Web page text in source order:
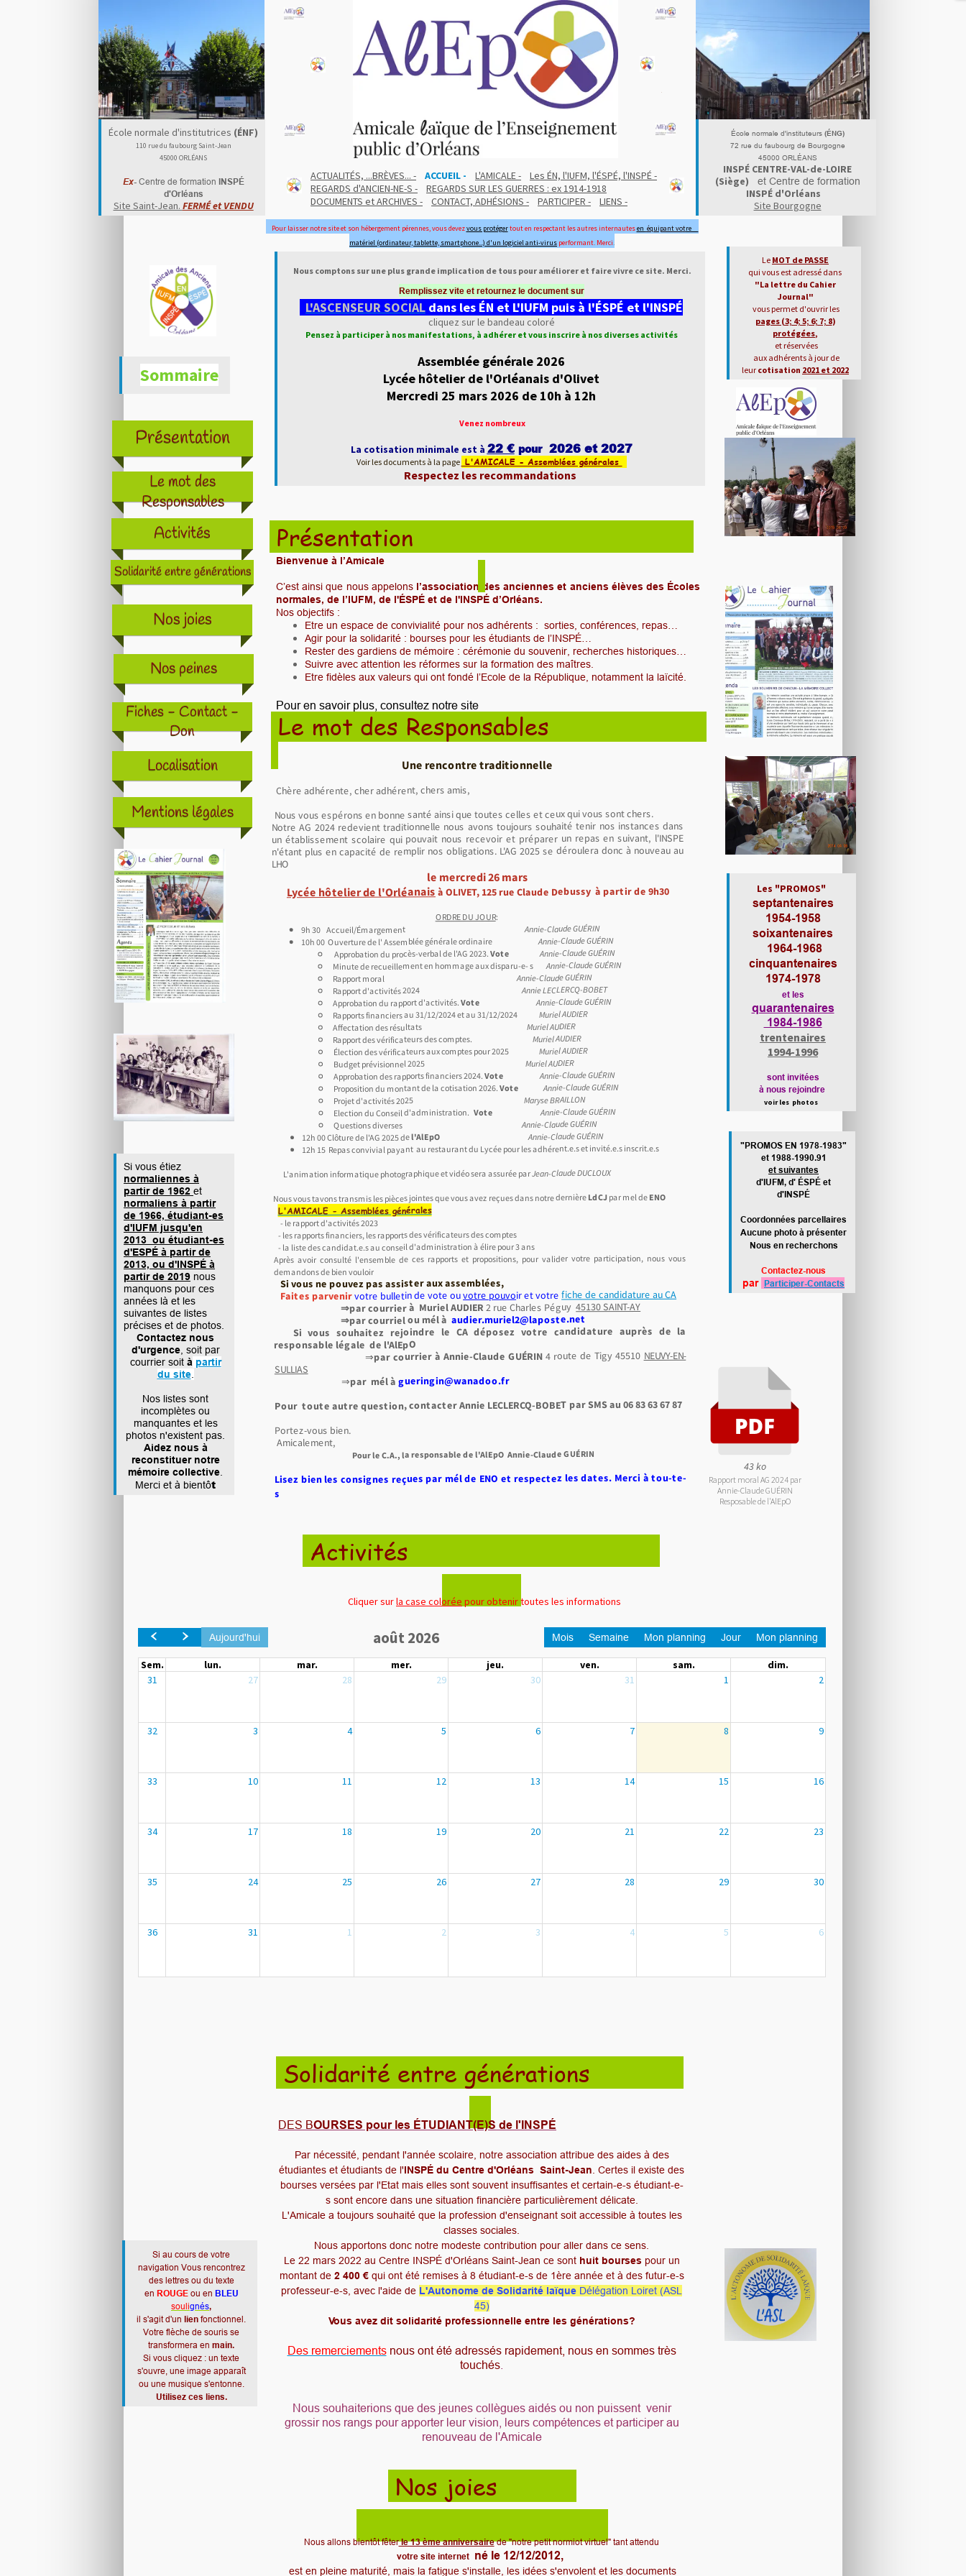
ACTUALITÉS, ...BRÈVES... - ACCUEIL - L'AMICALE -
Les ÉN, l'IUFM, l'ÉSPÉ, l'INSPÉ -
REGARDS d'ANCIEN-NE-S -
REGARDS SUR LES GUERRES : ex 1914-1918
DOCUMENTS et ARCHIVES -
CONTACT, ADHÉSIONS - PARTICIPER - LIENS -
Pour laisser notre site et son hébergement pérennes, vous devezvous protégertout en respectant les autres internautesen équipant votre
matériel (ordinateur, tablette, smartphone...) d'un logiciel anti-virus performant. Merci.
École normale d'instituteurs (ÉNG)
72 rue du faubourg de Bourgogne
45000 ORLÉANS
INSPÉ CENTRE-VAL-de-LOIRE
(Siège) et Centre de formation
INSPÉ d'Orléans
Site Bourgogne
Nous comptons sur une plus grande implication de tous pour améliorer et faire vivre ce site. Merci.
Remplissez vite et retournez le document sur
L'ASCENSEUR SOCIAL dans les ÉN et L'IUFM puis à l'ÉSPÉ et l'INSPÉ
cliquez sur le bandeau coloré
Pensez à participer à nos manifestations, à adhérer et vous inscrire à nos diverses activités
Assemblée générale 2026
Lycée hôtelier de l'Orléanais d'Olivet
Mercredi 25 mars 2026 de 10h à 12h
Venez nombreux
La cotisation minimale est à 22 €pour 2026 et 2027
Voir les documents à la page L'AMICALE - Assemblées générales
Respectez les recommandations
Le MOT de PASSE
qui vous est adressé dans
"La lettre du Cahier
Journal"
vous permet d'ouvrir les
pages (3; 4; 5; 6; 7; 8)
protégées,
et réservées
aux adhérents à jour de
leur cotisation 2021 et 2022
École normale d'institutrices (ÉNF)
110 rue du faubourg Saint-Jean
45000 ORLÉANS
Ex-Centre de formation INSPÉ
d'Orléans
Site Saint-Jean. FERMÉ et VENDU
Sommaire
Présentation
Le mot des
Responsables
Activités Présentation
Bienvenue à l’Amicale
C’est ainsi que nous appelons l’association des anciennes et anciens élèves des Écoles
normales, de l’IUFM, de l'ÉSPÉ et de l'INSPÉ d’Orléans.
Nos objectifs :
Etre un espace de convivialité pour nos adhérents : sorties, conférences, repas…
Agir pour la solidarité : bourses pour les étudiants de l’INSPÉ…
Rester des gardiens de mémoire : cérémonie du souvenir, recherches historiques…
Suivre avec attention les réformes sur la formation des maîtres.
Etre fidèles aux valeurs qui ont fondé l’Ecole de la République, notamment la laïcité.
Pour en savoir plus, consultez notre site
Solidarité entre générations
Nos joies
Nos peines
Fiches - Contact -
Don
Le mot des Responsables
Localisation Une rencontre traditionnelle
Chère adhérente, cher adhérent, chers amis,
Nous vous espérons en bonne santé ainsi que toutes celles et ceux qui vous sont chers.
Notre AG 2024 redevient traditionnelle nous avons toujours souhaité tenir nos instances dans
un établissement scolaire qui pouvait nous recevoir et préparer un repas en suivant, l'INSPE
n'étant plus en capacité de remplir nos obligations. L'AG 2025 se déroulera donc à nouveau au
LHO
le mercredi 26 mars
Lycée hôtelier de l'Orléanais à OLIVET, 125 rue Claude Debussy à partir de 9h30
ORDRE DU JOUR:
9h 30 Accueil/Émargement Annie-Claude GUÉRIN
10h 00 Ouverture de l' Assemblée générale ordinaireAnnie-Claude GUÉRIN
Approbation du procès-verbal de l'AG 2023.Vote Annie-Claude GUÉRIN
Minute de recueillement en hommage aux disparu-e- s Annie-Claude GUÉRIN
Rapport moral Annie-Claude GUÉRIN
Rapport d'activités 2024 Annie LECLERCQ-BOBET
Approbation du rapport d'activités.Vote Annie-Claude GUÉRIN
Rapports financiers au 31/12/2024 et au 31/12/2024Muriel AUDIER
Affectation des résultats Muriel AUDIER
Rapport des vérificateurs des comptes.Muriel AUDIER
Élection des vérificateurs aux comptes pour 2025Muriel AUDIER
Budget prévisionnel 2025 Muriel AUDIER
Approbation des rapports financiers 2024.Vote Annie-Claude GUÉRIN
Proposition du montant de la cotisation 2026.Vote Annie-Claude GUÉRIN
Projet d'activités 2025Maryse BRAILLON
Election du Conseil d'administration. Vote Annie-Claude GUÉRIN
Questions diversesAnnie-Claude GUÉRIN
12h 00 Clôture de l'AG 2025 del'AlEpO Annie-Claude GUÉRIN
12h 15 Repas convivial payant au restaurant du Lycée pour les adhérent.e.s et invité.e.s inscrit.e.s
L'animation informatique photographique et vidéo sera assurée parJean-Claude DUCLOUX
Nous vous tavons transmis les pièces jointes que vous avez reçues dans notre dernièreLdCJpar mel deENO
L'AMICALE - Assemblées générales
- le rapport d'activités 2023
- les rapports financiers, les rapports des vérificateurs des comptes
- la liste des candidat.e.s au conseil d'administration à élire pour 3 ans
Après avoir consulté l'ensemble de ces rapports et propositions, pour valider votre participation, nous vous
demandons de bien vouloir
Si vous ne pouvez pas assister aux assemblées,
Faites parvenirvotre bulletin de vote ouvotre pouvoir et votrefiche de candidature au CA
⇒par courrier à Muriel AUDIER 2 rue Charles Péguy45130 SAINT-AY
⇒par courriel ou mélà audier.muriel2@laposte.net
Si vous souhaitez rejoindre le CA déposez votre candidature auprès de la
responsable légale de l'AlEpO
⇒par courrier àAnnie-Claude GUÉRIN4 route de Tigy 45510 NEUVY-EN-
SULLIAS
⇒par mél à gueringin@wanadoo.fr
Pour toute autre question, contacter Annie LECLERCQ-BOBET par SMS au 06 83 63 67 87
Portez-vous bien.
Amicalement,
Pour le C.A., la responsable de l'AlEpO Annie-Claude GUÉRIN
Lisez bien les consignes reçues par mél de ENO et respectez les dates. Merci à tou-te-
s
Mentions légales
Les "PROMOS"
septantenaires
1954-1958
soixantenaires
1964-1968
cinquantenaires
1974-1978
et les
quarantenaires
1984-1986
trentenaires
1994-1996
sont invitées
à nous rejoindre
voir les photos
"PROMOS EN 1978-1983"
et 1988-1990.91
et suivantes
d'IUFM, d' ÉSPÉ et
d'INSPÉ
Coordonnées parcellaires
Aucune photo à présenter
Nous en recherchons
Contactez-nous
par Participer-Contacts
Si vous étiez
normaliennes à
partir de 1962 et
normaliens à partir
de 1966, étudiant-es
d'IUFM jusqu'en
2013 ou étudiant-es
d'ESPÉ à partir de
2013, ou d'INSPÉ à
partir de 2019 nous
manquons pour ces
années là et les
suivantes de listes
précises et de photos.
Contactez nous
d'urgence, soit par
courrier soità partir
du site.
Nos listes sont
incomplètes ou
manquantes et les
photos n'existent pas.
Aidez nous à
reconstituer notre
mémoire collective
Merci et à bientôt
43 ko
Rapport moral AG 2024 par
Annie-Claude GUÉRIN
Resposable de l'AlEpO
Activités
Cliquer surla case colorée pour obtenir toutes les informations
Aujourd'hui Mois Semaine Mon planning Jour Mon planning
août 2026
Sem. lun. mar. mer. jeu. ven. sam.
dim.
31
27 28 29 30 31 1 2
32 3 4 5 6 7 8 9
33 10 11 12 13 14 15 16
34 17 18 19 20 21 22 23
35 24 25 26 27 28 29 30
36 31 1 2 3 4 5 6
Solidarité entre générations
DES BOURSES pour les ÉTUDIANT(E)S de l'INSPÉ
Par nécessité, pendant l'année scolaire, notre association attribue des aides à des
étudiantes et étudiants de l'INSPÉ du Centre d'Orléans Saint-Jean . Certes il existe des
bourses versées par l'Etat mais elles sont souvent insuffisantes et certain-e-s étudiant-e-
s sont encore dans une situation financière particulièrement délicate.
L'Amicale a toujours souhaité que la profession d'enseignant soit accessible à toutes les
classes sociales.
Nous apportons donc notre modeste contribution pour aller dans ce sens.
Le 22 mars 2022 au Centre INSPÉ d'Orléans Saint-Jean ce sont huit bourses pour un
montant de 2 400 €qui ont été remises à 8 étudiant-e-s de 1ère année et à des futur-e-s
professeur-e-s, avec l'aide de L'Autonome de Solidarité laïque Délégation Loiret (ASL
45)
Vous avez dit solidarité professionnelle entre les générations?
Des remerciements nous ont été adressés rapidement, nous en sommes très
touchés
Nous souhaiterions que des jeunes collègues aidés ou non puissent venir
grossir nos rangs pour apporter leur vision, leurs compétences et participer au
renouveau de l'Amicale
Si au cours de votre
navigation Vous rencontrez
des lettres ou du texte
en ROUGE ou en BLEU
soulignés,
il s'agit d'un lien fonctionnel.
Votre flèche de souris se
transformera en main.
Si vous cliquez : un texte
s'ouvre, une image apparaît
ou une musique s'entonne.
Utilisez ces liens.
Nos joies
Nous allons bientôt fêterle 13 ème anniversairede "notre petit normiot virtuel" tant attendu
votre site internet né le 12/12/2012,
est en pleine maturité, mais la fatigue s'installe, les idées s'envolent et les documents